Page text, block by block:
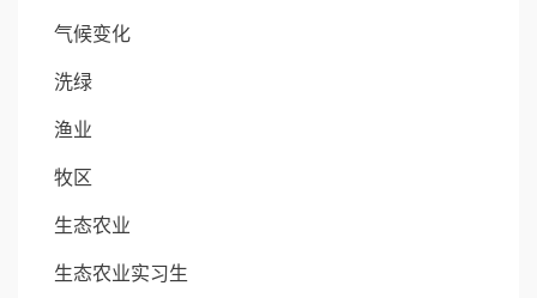
气候变化
洗绿
渔业
牧区
生态农业
生态农业实习生